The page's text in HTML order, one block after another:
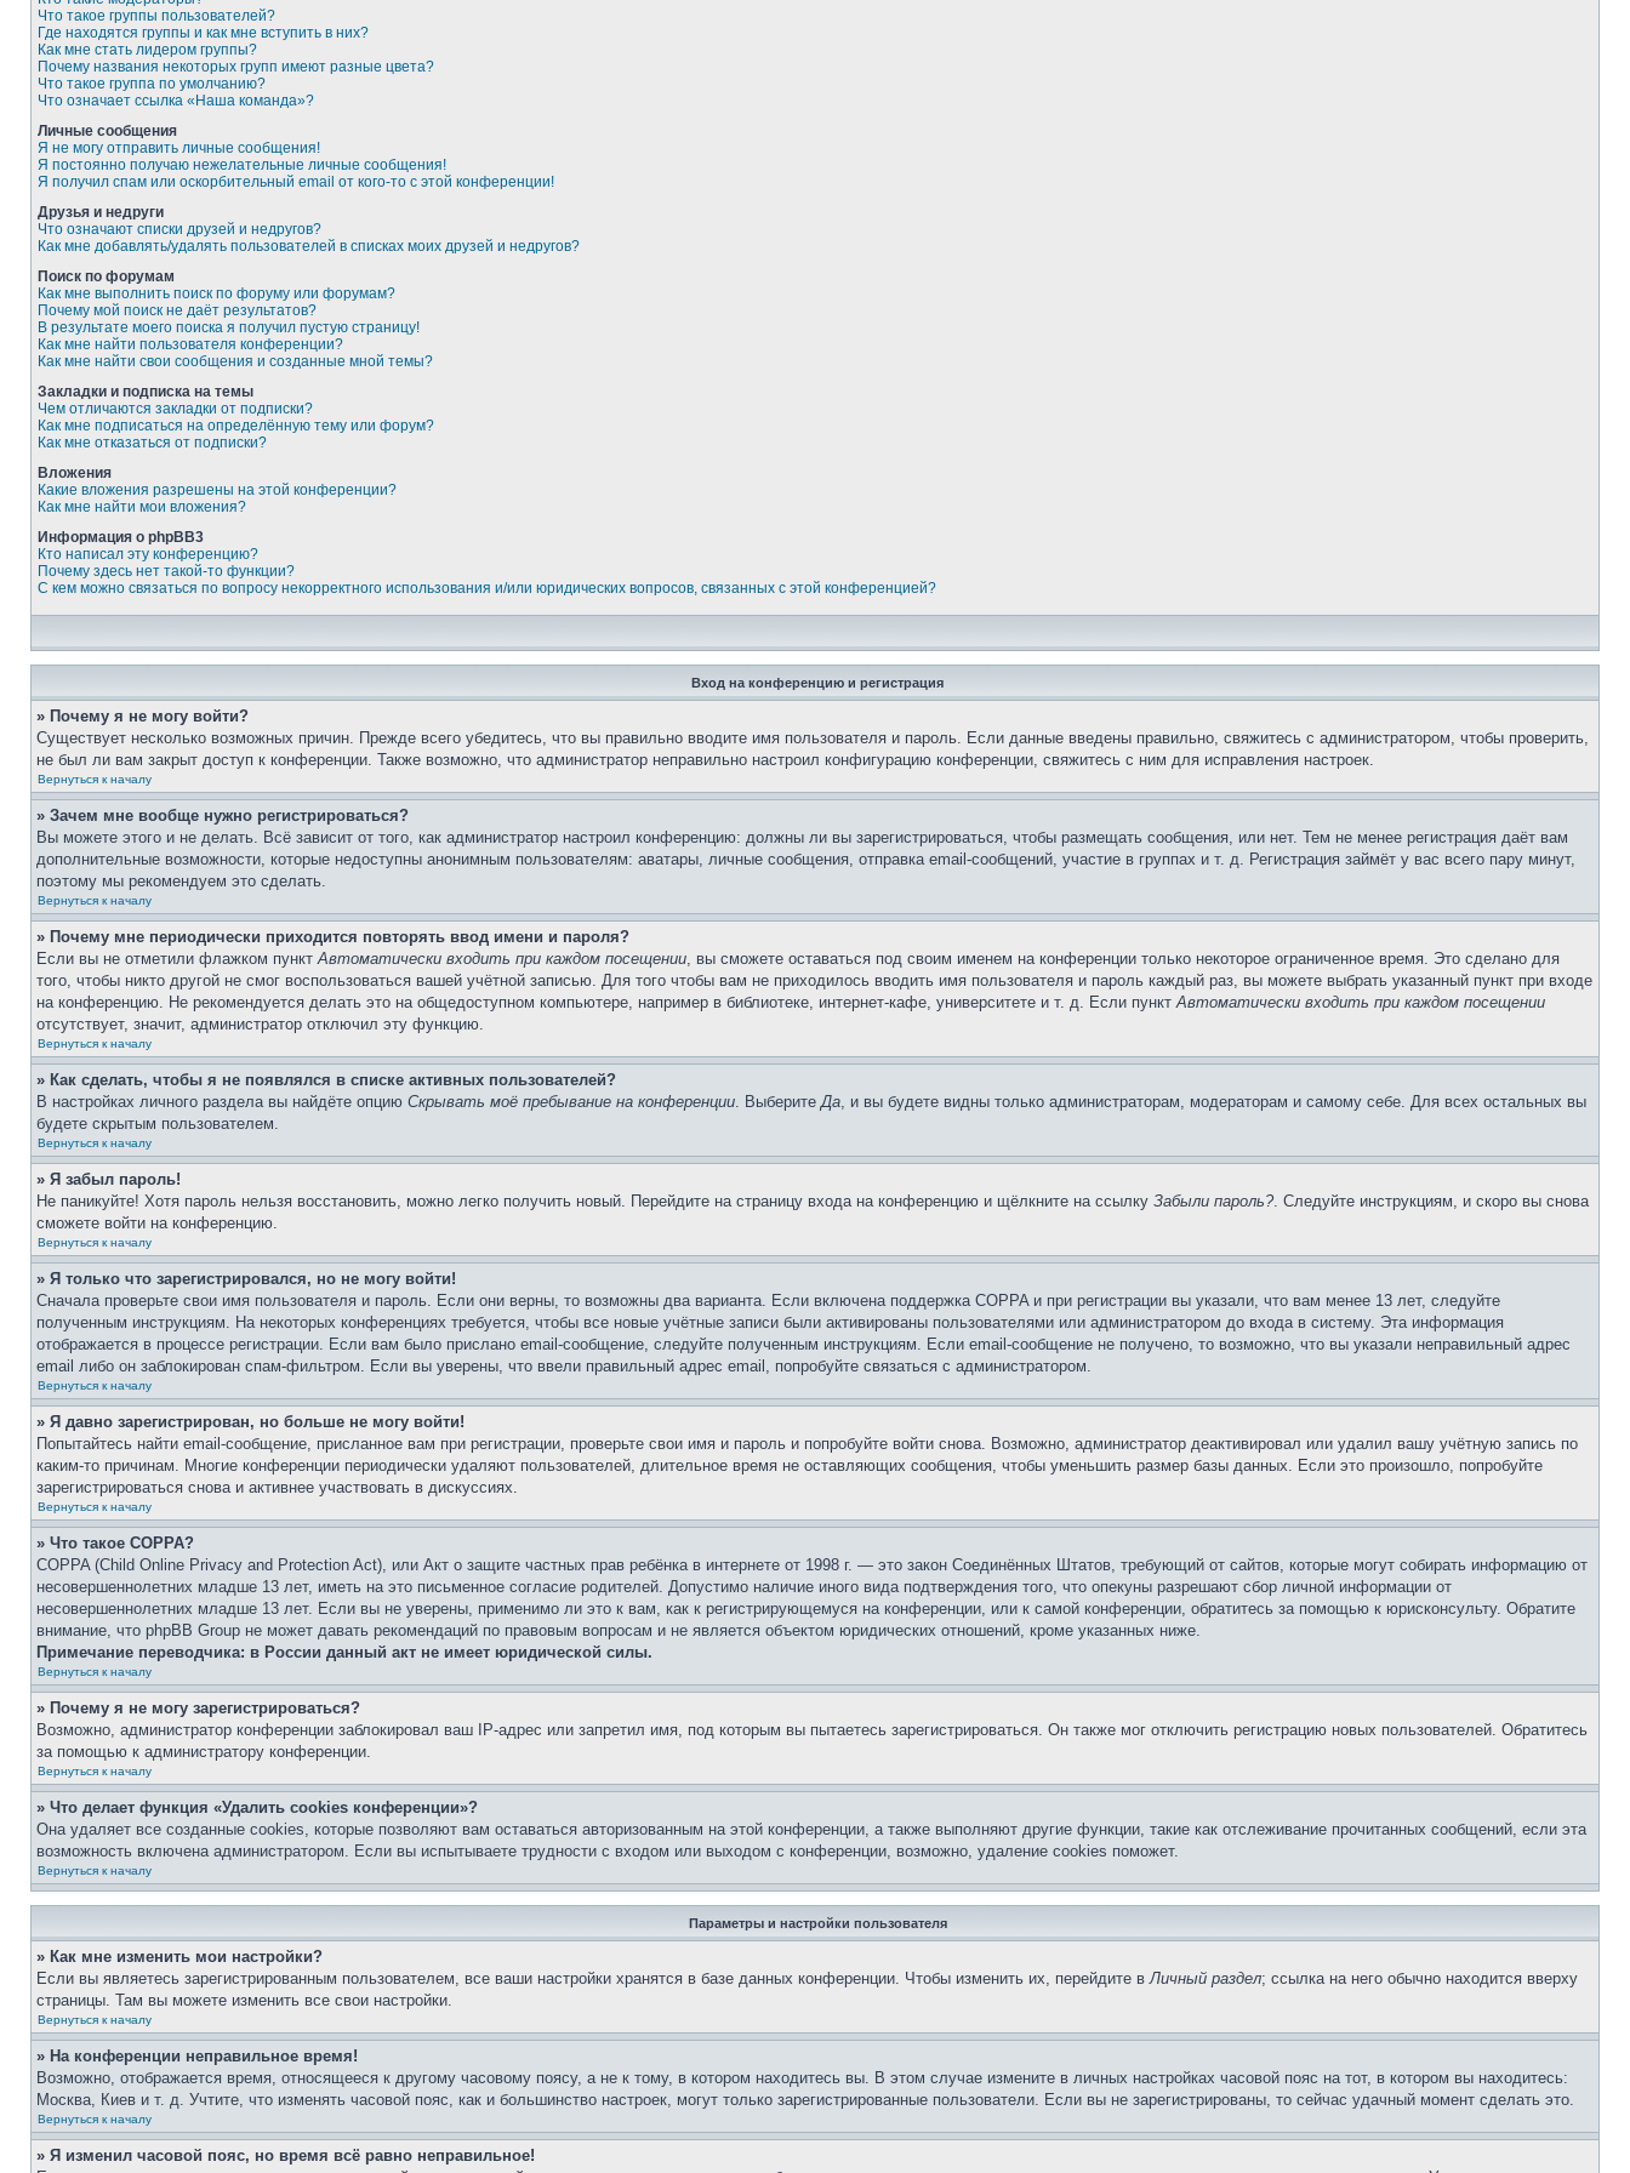
Что такое группы пользователей?
Где находятся группы и как мне вступить в них?
Как мне стать лидером группы?
Почему названия некоторых групп имеют разные цвета?
Что такое группа по умолчанию?
Что означает ссылка «Наша команда»?
Личные сообщения
Я не могу отправить личные сообщения!
Я постоянно получаю нежелательные личные сообщения!
Я получил спам или оскорбительный email от кого-то с этой конференции!
Друзья и недруги
Что означают списки друзей и недругов?
Как мне добавлять/удалять пользователей в списках моих друзей и недругов?
Поиск по форумам
Как мне выполнить поиск по форуму или форумам?
Почему мой поиск не даёт результатов?
В результате моего поиска я получил пустую страницу!
Как мне найти пользователя конференции?
Как мне найти свои сообщения и созданные мной темы?
Закладки и подписка на темы
Чем отличаются закладки от подписки?
Как мне подписаться на определённую тему или форум?
Как мне отказаться от подписки?
Вложения
Какие вложения разрешены на этой конференции?
Как мне найти мои вложения?
Информация о phpBB3
Кто написал эту конференцию?
Почему здесь нет такой-то функции?
С кем можно связаться по вопросу некорректного использования и/или юридических вопросов, связанных с этой конференцией?
Вход на конференцию и регистрация
» Почему я не могу войти?
Существует несколько возможных причин. Прежде всего убедитесь, что вы правильно вводите имя пользователя и пароль. Если данные введены правильно, свяжитесь с администратором, чтобы проверить,
не был ли вам закрыт доступ к конференции. Также возможно, что администратор неправильно настроил конфигурацию конференции, свяжитесь с ним для исправления настроек.
Вернуться к началу
» Зачем мне вообще нужно регистрироваться?
Вы можете этого и не делать. Всё зависит от того, как администратор настроил конференцию: должны ли вы зарегистрироваться, чтобы размещать сообщения, или нет. Тем не менее регистрация даёт вам
дополнительные возможности, которые недоступны анонимным пользователям: аватары, личные сообщения, отправка email-сообщений, участие в группах и т. д. Регистрация займёт у вас всего пару минут,
поэтому мы рекомендуем это сделать.
Вернуться к началу
» Почему мне периодически приходится повторять ввод имени и пароля?
Если вы не отметили флажком пунктАвтоматически входить при каждом посещении, вы сможете оставаться под своим именем на конференции только некоторое ограниченное время. Это сделано для
того, чтобы никто другой не смог воспользоваться вашей учётной записью. Для того чтобы вам не приходилось вводить имя пользователя и пароль каждый раз, вы можете выбрать указанный пункт при входе
на конференцию. Не рекомендуется делать это на общедоступном компьютере, например в библиотеке, интернет-кафе, университете и т. д. Если пунктАвтоматически входить при каждом посещении
отсутствует, значит, администратор отключил эту функцию.
Вернуться к началу
» Как сделать, чтобы я не появлялся в списке активных пользователей?
В настройках личного раздела вы найдёте опцию Скрывать моё пребывание на конференции. ВыберитеДа, и вы будете видны только администраторам, модераторам и самому себе. Для всех остальных вы
будете скрытым пользователем.
Вернуться к началу
» Я забыл пароль!
Не паникуйте! Хотя пароль нельзя восстановить, можно легко получить новый. Перейдите на страницу входа на конференцию и щёлкните на ссылку Забыли пароль?. Следуйте инструкциям, и скоро вы снова
сможете войти на конференцию.
Вернуться к началу
» Я только что зарегистрировался, но не могу войти!
Сначала проверьте свои имя пользователя и пароль. Если они верны, то возможны два варианта. Если включена поддержка COPPA и при регистрации вы указали, что вам менее 13 лет, следуйте
полученным инструкциям. На некоторых конференциях требуется, чтобы все новые учётные записи были активированы пользователями или администратором до входа в систему. Эта информация
отображается в процессе регистрации. Если вам было прислано email-сообщение, следуйте полученным инструкциям. Если email-сообщение не получено, то возможно, что вы указали неправильный адрес
email либо он заблокирован спам-фильтром. Если вы уверены, что ввели правильный адрес email, попробуйте связаться с администратором.
Вернуться к началу
» Я давно зарегистрирован, но больше не могу войти!
Попытайтесь найти email-сообщение, присланное вам при регистрации, проверьте свои имя и пароль и попробуйте войти снова. Возможно, администратор деактивировал или удалил вашу учётную запись по
каким-то причинам. Многие конференции периодически удаляют пользователей, длительное время не оставляющих сообщения, чтобы уменьшить размер базы данных. Если это произошло, попробуйте
зарегистрироваться снова и активнее участвовать в дискуссиях.
Вернуться к началу
» Что такое COPPA?
COPPA (Child Online Privacy and Protection Act), или Акт о защите частных прав ребёнка в интернете от 1998 г. — это закон Соединённых Штатов, требующий от сайтов, которые могут собирать информацию от
несовершеннолетних младше 13 лет, иметь на это письменное согласие родителей. Допустимо наличие иного вида подтверждения того, что опекуны разрешают сбор личной информации от
несовершеннолетних младше 13 лет. Если вы не уверены, применимо ли это к вам, как к регистрирующемуся на конференции, или к самой конференции, обратитесь за помощью к юрисконсульту. Обратите
внимание, что phpBB Group не может давать рекомендаций по правовым вопросам и не является объектом юридических отношений, кроме указанных ниже.
Примечание переводчика: в России данный акт не имеет юридической силы.
Вернуться к началу
» Почему я не могу зарегистрироваться?
Возможно, администратор конференции заблокировал ваш IP-адрес или запретил имя, под которым вы пытаетесь зарегистрироваться. Он также мог отключить регистрацию новых пользователей. Обратитесь
за помощью к администратору конференции.
Вернуться к началу
» Что делает функция «Удалить cookies конференции»?
Она удаляет все созданные cookies, которые позволяют вам оставаться авторизованным на этой конференции, а также выполняют другие функции, такие как отслеживание прочитанных сообщений, если эта
возможность включена администратором. Если вы испытываете трудности с входом или выходом с конференции, возможно, удаление cookies поможет.
Вернуться к началу
Параметры и настройки пользователя
» Как мне изменить мои настройки?
Если вы являетесь зарегистрированным пользователем, все ваши настройки хранятся в базе данных конференции. Чтобы изменить их, перейдите вЛичный раздел; ссылка на него обычно находится вверху
страницы. Там вы можете изменить все свои настройки.
Вернуться к началу
» На конференции неправильное время!
Возможно, отображается время, относящееся к другому часовому поясу, а не к тому, в котором находитесь вы. В этом случае измените в личных настройках часовой пояс на тот, в котором вы находитесь:
Москва, Киев и т. д. Учтите, что изменять часовой пояс, как и большинство настроек, могут только зарегистрированные пользователи. Если вы не зарегистрированы, то сейчас удачный момент сделать это.
Вернуться к началу
» Я изменил часовой пояс, но время всё равно неправильное!